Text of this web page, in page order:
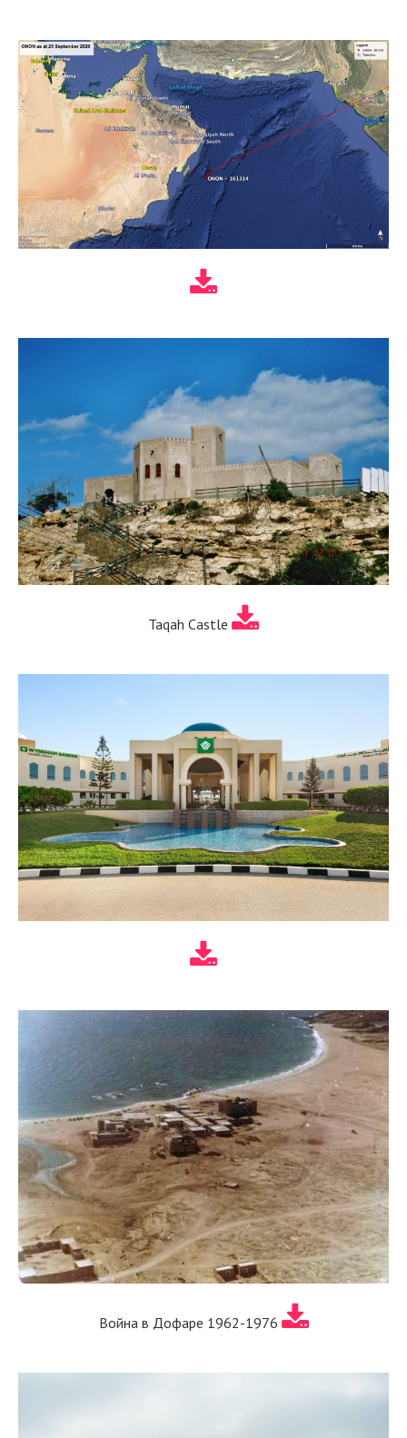
Taqah Castle
Война в Дофаре 1962-1976